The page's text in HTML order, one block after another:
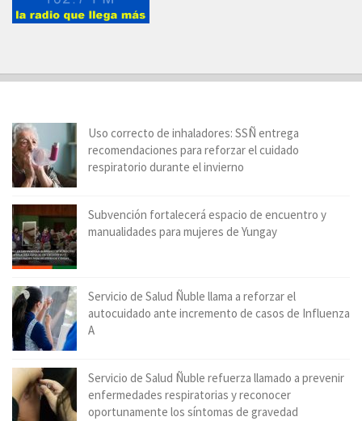
Uso correcto de inhaladores: SSÑ entrega
recomendaciones para reforzar el cuidado
respiratorio durante el invierno
Subvención fortalecerá espacio de encuentro y
manualidades para mujeres de Yungay
Servicio de Salud Ñuble llama a reforzar el
autocuidado ante incremento de casos de Influenza
A
Servicio de Salud Ñuble refuerza llamado a prevenir
enfermedades respiratorias y reconocer
oportunamente los síntomas de gravedad